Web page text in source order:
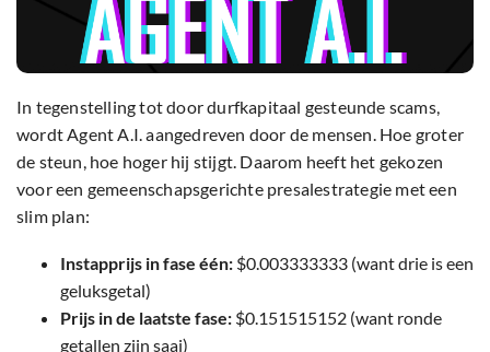
In tegenstelling tot door durfkapitaal gesteunde scams,
wordt Agent A.I. aangedreven door de mensen. Hoe groter
de steun, hoe hoger hij stijgt. Daarom heeft het gekozen
voor een gemeenschapsgerichte presalestrategie met een
slim plan:
Instapprijs in fase één: $0.003333333 (want drie is een
geluksgetal)
Prijs in de laatste fase: $0.151515152 (want ronde
getallen zijn saai)